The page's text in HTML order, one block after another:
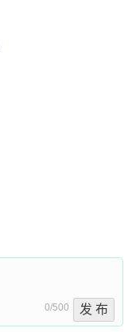
0/500 发 布